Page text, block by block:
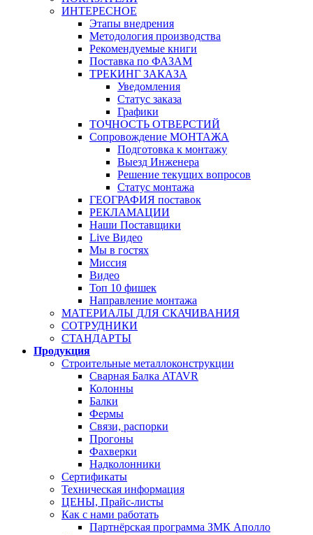
ИНТЕРЕСНОЕ
Этапы внедрения
Методология производства
Рекомендуемые книги
Поставка по ФАЗАМ
ТРЕКИНГ ЗАКАЗА
Уведомления
Статус заказа
Графики
ТОЧНОСТЬ ОТВЕРСТИЙ
Сопровождение МОНТАЖА
Подготовка к монтажу
Выезд Инженера
Решение текущих вопросов
Статус монтажа
ГЕОГРАФИЯ поставок
РЕКЛАМАЦИИ
Наши Поставщики
Live Видео
Мы в гостях
Миссия
Видео
Топ 10 фишек
Направление монтажа
МАТЕРИАЛЫ ДЛЯ СКАЧИВАНИЯ
СОТРУДНИКИ
СТАНДАРТЫ
Продукция
Строительные металлоконструкции
Сварная Балка ATAVR
Колонны
Балки
Фермы
Связи, распорки
Прогоны
Фахверки
Надколонники
Сертификаты
Техническая информация
ЦЕНЫ, Прайс-листы
Как с нами работать
Партнёрская программа ЗМК Аполло